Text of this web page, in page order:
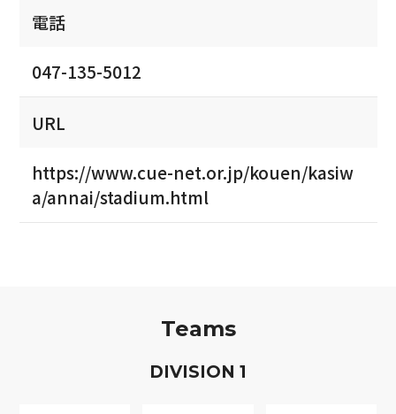
電話
047-135-5012
URL
https://www.cue-net.or.jp/kouen/kasiw
a/annai/stadium.html
Teams
DIVISION 1